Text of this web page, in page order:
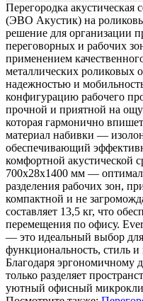
Перегородка
(ЭВО Акустик) на
решение для организации
переговорных и рабочих
применением
металлических роликовых
надежностью и
конфигурацию рабочего
прочной и приятной на
которая гармонично
материал набивки —
обеспечивающий
комфортной акустической
700х28х1400 мм —
разделения рабочих зон,
компактной и не
составляет 13,5 кг, что
перемещения по офису.
— это идеальный выбор
функциональность, стиль
Благодаря эргономичному
только разделяет
уютный офисный